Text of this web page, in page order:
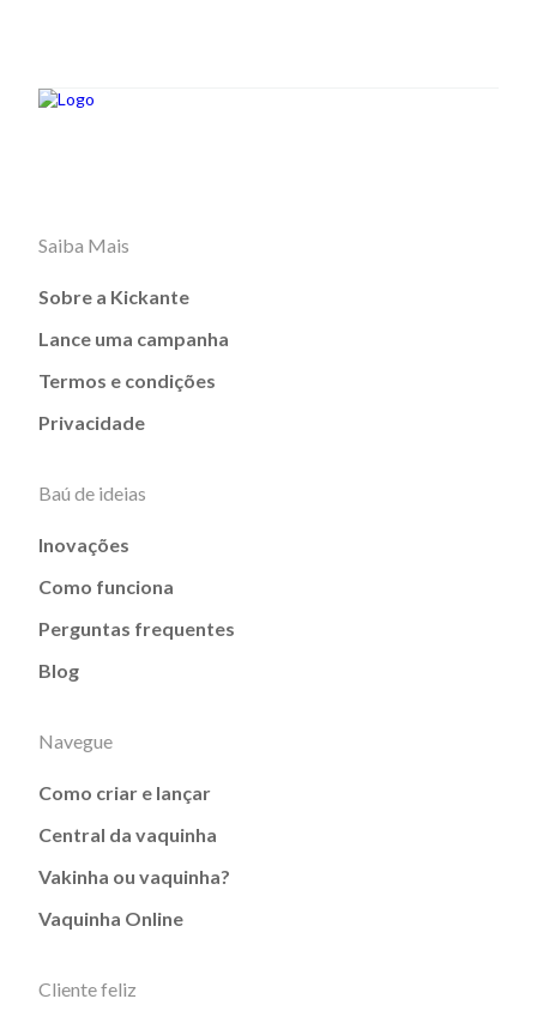
Saiba Mais
Sobre a Kickante
Lance uma campanha
Termos e condições
Privacidade
Baú de ideias
Inovações
Como funciona
Perguntas frequentes
Blog
Navegue
Como criar e lançar
Central da vaquinha
Vakinha ou vaquinha?
Vaquinha Online
Cliente feliz